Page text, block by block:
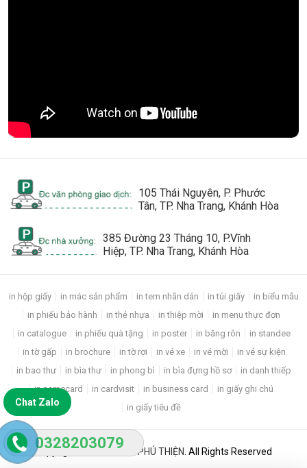
105 Thái Nguyên, P. Phước
Tân, TP. Nha Trang, Khánh Hòa
385 Đường 23 Tháng 10, P.Vĩnh
Hiệp, TP. Nha Trang, Khánh Hòa
in hộp giấy in mác sản phẩm in tem nhãn dán in túi giấy
in biểu mẫu
in phiếu bảo hành
in thẻ nhựa in thiệp mời
in menu thực đơn
in catalogue
in phiếu quà tặng in poster in băng rôn
in standee
in tờ gấp
in brochure in tờ rơi in vé xe in vé mời
in vé sự kiện
in bao thư
in bìa thư in phong bì in bìa đựng hồ sơ
in danh thiếp
in namecard
in cardvisit in business card
in giấy ghi chú
in giấy tiêu đề
Copyright © 2024 IN ẤN PHÚ THIỆN. All Rights Reserved
Chat Zalo
0328203079